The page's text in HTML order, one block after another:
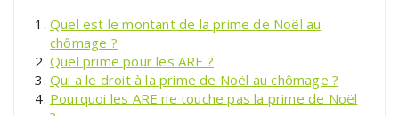
Quel est le montant de la prime de Noël au
chômage ?
Quel prime pour les ARE ?
Qui a le droit à la prime de Noël au chômage ?
Pourquoi les ARE ne touche pas la prime de Noël